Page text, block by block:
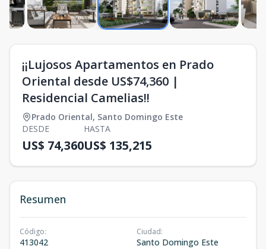
¡¡Lujosos Apartamentos en Prado
Oriental desde US$74,360 |
Residencial Camelias!!
Prado Oriental, Santo Domingo Este
DESDE
US$ 74,360
HASTA
US$ 135,215
Resumen
Código:
413042
Ciudad:
Santo Domingo Este